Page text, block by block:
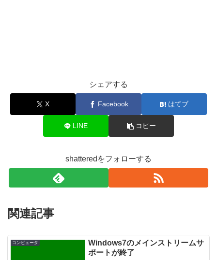
シェアする
X Facebook はてブ
LINE コピー
shatteredをフォローする
関連記事
コンピュータ
Windows7のメインストリームサ
ポートが終了